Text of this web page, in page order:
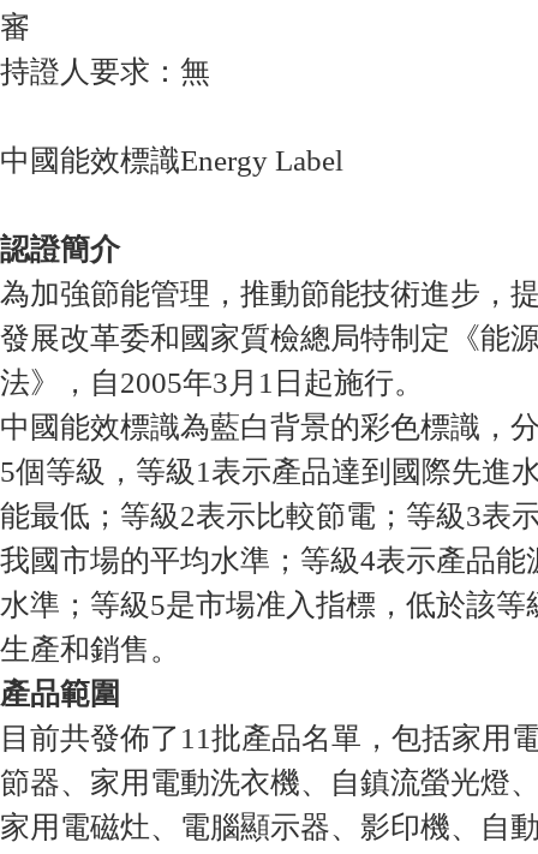
審
持證人要求：無
中國能效標識Energy Label
認證簡介
為加強節能管理，推動節能技術進步，
發展改革委和國家質檢總局特制定《能
法》，自2005年3月1日起施行。
中國能效標識為藍白背景的彩色標識，
5個等級，等級1表示產品達到國際先進
能最低；等級2表示比較節電；等級3表
我國市場的平均水準；等級4表示產品
水準；等級5是市場准入指標，低於該
生產和銷售。
產品範圍
目前共發佈了11批產品名單，包括家用
節器、家用電動洗衣機、自鎮流螢光燈
家用電磁灶、電腦顯示器、影印機、自